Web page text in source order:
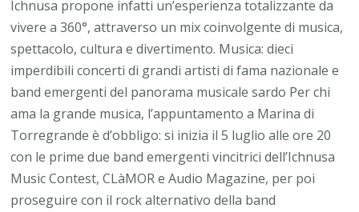
Ichnusa propone infatti un’esperienza totalizzante da
vivere a 360°, attraverso un mix coinvolgente di musica,
spettacolo, cultura e divertimento. Musica: dieci
imperdibili concerti di grandi artisti di fama nazionale e
band emergenti del panorama musicale sardo Per chi
ama la grande musica, l’appuntamento a Marina di
Torregrande è d’obbligo: si inizia il 5 luglio alle ore 20
con le prime due band emergenti vincitrici dell’Ichnusa
Music Contest, CLàMOR e Audio Magazine, per poi
proseguire con il rock alternativo della band